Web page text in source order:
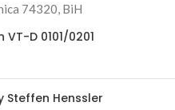
74320, BiH
D 0101/0201
Steffen Henssler